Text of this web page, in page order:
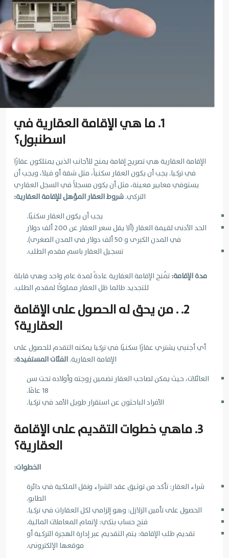
1. ما هي الإقامة العقارية في
اسطنبول؟
الإقامة العقارية هي تصريح إقامة يمنح للأجانب الذين يمتلكون عقارًا
في تركيا. يجب أن يكون العقار سكنياً، مثل شقة أو فيلا، ويجب أن
يستوفي معايير معينة، مثل أن يكون مسجلاً في السجل العقاري
التركي.شروط العقار المؤهل للإقامة العقارية:
يجب أن يكون العقار سكنيًا.
الحد الأدنى لقيمة العقار (ألا يقل سعر العقار عن 200 ألف دولار
في المدن الكبرى و 50 ألف دولار في المدن الصغرى).
تسجيل العقار باسم مقدم الطلب.
مدة الإقامة:تُمنح الإقامة العقارية عادةً لمدة عام واحد وهي قابلة
للتجديد طالما ظل العقار مملوكًا لمقدم الطلب.
2. . من يحق له الحصول على الإقامة
العقارية؟
أي أجنبي يشتري عقارًا سكنيًا في تركيا يمكنه التقدم للحصول على
الإقامة العقارية.الفئات المستفيدة:
العائلات، حيث يمكن لصاحب العقار تضمين زوجته وأولاده تحت سن
18 عامًا.
الأفراد الباحثون عن استقرار طويل الأمد في تركيا.
3. ماهي خطوات التقديم على الإقامة
العقارية؟
الخطوات:
شراء العقار: تأكد من توثيق عقد الشراء ونقل الملكية في دائرة
الطابو.
الحصول على تأمين الزلازل: وهو إلزامي لكل العقارات في تركيا.
فتح حساب بنكي: لإتمام المعاملات المالية.
تقديم طلب الإقامة: يتم التقديم عبر إدارة الهجرة التركية أو
موقعها الإلكتروني.